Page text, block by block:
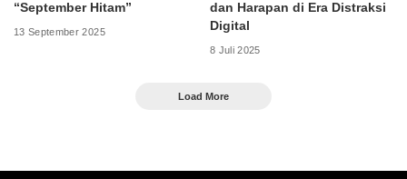
“September Hitam”
13 September 2025
dan Harapan di Era Distraksi
Digital
8 Juli 2025
Load More